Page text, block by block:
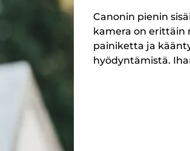
Canonin pienin
kamera on erittäin
painiketta ja
hyödyntämistä.